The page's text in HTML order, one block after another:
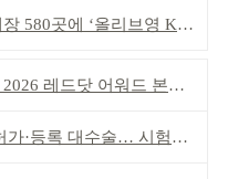
곳에 ‘올리브영 K뷰티에딧’ 론칭
레드닷 어워드 본상 2개 수상
록 대수술… 시험자료 공용 허용